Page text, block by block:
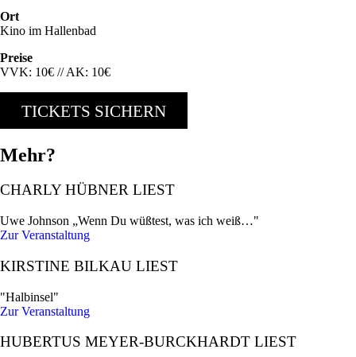
Ort
Kino im Hallenbad
Preise
VVK: 10€ // AK: 10€
TICKETS SICHERN
Mehr?
CHARLY HÜBNER LIEST
Uwe Johnson „Wenn Du wüßtest, was ich weiß…"
Zur Veranstaltung
KIRSTINE BILKAU LIEST
"Halbinsel"
Zur Veranstaltung
HUBERTUS MEYER-BURCKHARDT LIEST